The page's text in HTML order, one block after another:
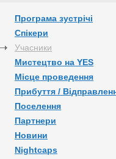
Програма зустрічі
Спікери
Учасники
Мистецтво на YES
Місце проведення
Прибуття /
Поселення
Партнери
Новини
Nightcaps